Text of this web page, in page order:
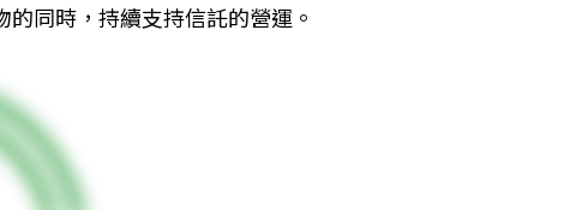
同時，持續支持信託的營運。